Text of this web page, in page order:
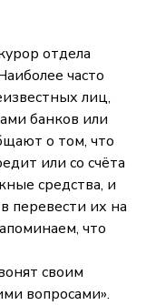
отдела
часто
лиц,
банков или
о том, что
или со счёта
средства, и
перевести их на
что
своим
вопросами».